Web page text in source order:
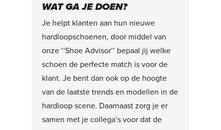
WAT GA JE DOEN?
Je helpt klanten aan hun nieuwe
hardloopschoenen, door middel van
onze ‘’Shoe Advisor’’ bepaal jij welke
schoen de perfecte match is voor de
klant. Je bent dan ook op de hoogte
van de laatste trends en modellen in de
hardloop scene. Daarnaast zorg je er
samen met je collega’s voor dat de